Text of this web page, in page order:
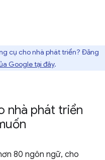
cụ cho nhà phát triển? Đăng
Google tại đây.
nhà phát triển
80 ngôn ngữ, cho